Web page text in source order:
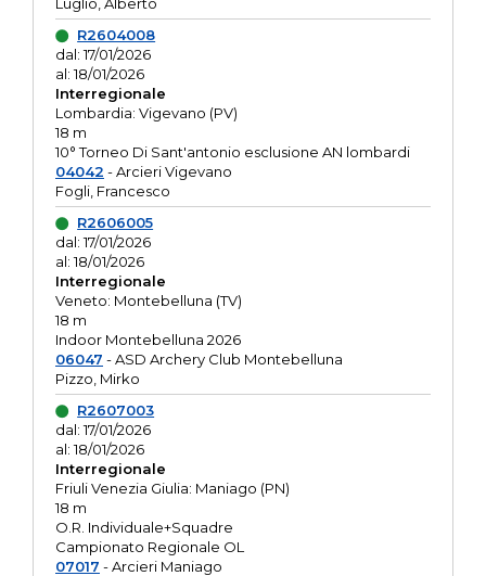
R2604008
dal: 17/01/2026
al: 18/01/2026
Interregionale
Lombardia: Vigevano (PV)
18 m
10° Torneo Di Sant'antonio esclusione AN lombardi
04042 - Arcieri Vigevano
Fogli, Francesco
R2606005
dal: 17/01/2026
al: 18/01/2026
Interregionale
Veneto: Montebelluna (TV)
18 m
Indoor Montebelluna 2026
06047 - ASD Archery Club Montebelluna
Pizzo, Mirko
R2607003
dal: 17/01/2026
al: 18/01/2026
Interregionale
Friuli Venezia Giulia: Maniago (PN)
18 m
O.R. Individuale+Squadre
Campionato Regionale OL
07017 - Arcieri Maniago